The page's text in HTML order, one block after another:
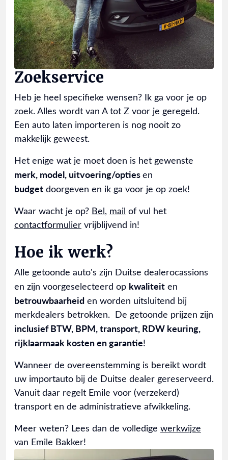
Zoekservice
Heb je heel specifieke wensen? Ik ga voor je op
zoek. Alles wordt van A tot Z voor je geregeld.
Een auto laten importeren is nog nooit zo
makkelijk geweest.
Het enige wat je moet doen is het gewenste
merk, model, uitvoering/optiesen
budget doorgeven en ik ga voor je op zoek!
Waar wacht je op? Bel, mail of vul het
contactformulier vrijblijvend in!
Hoe ik werk?
Alle getoonde auto's zijn Duitse dealerocassions
en zijn voorgeselecteerd op kwaliteit en
betrouwbaarheid en worden uitsluitend bij
merkdealers betrokken. De getoonde prijzen zijn
inclusief BTW, BPM, transport, RDW keuring,
rijklaarmaak kosten en garantie!
Wanneer de overeenstemming is bereikt wordt
uw importauto bij de Duitse dealer gereserveerd.
Vanuit daar regelt Emile voor (verzekerd)
transport en de administratieve afwikkeling.
Meer weten? Lees dan de volledige werkwijze
van Emile Bakker!